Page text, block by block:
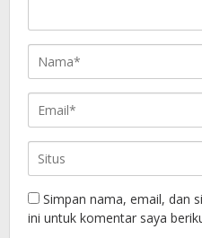
Simpan nama, email, dan
ini untuk komentar saya